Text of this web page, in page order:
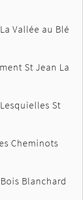
Vallée au Blé
St Jean La
St
Cheminots
Blanchard